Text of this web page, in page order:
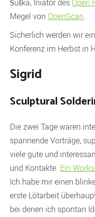
Šuška, Iniator des Open
Megel von OpenScan.
Sicherlich werden wir
Konferenz im Herbst in
Sigrid
Sculptural
Die zwei Tage waren
spannende Vorträge,
viele gute und
und Kontakte. Ein
Ich habe mir einen
erste Lötarbeit
bei denen ich spontan